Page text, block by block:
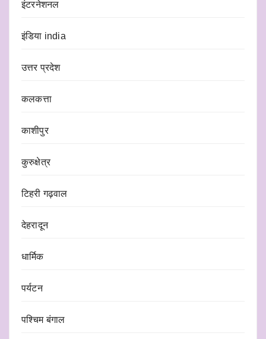
इंटरनेशनल
इंडिया india
उत्तर प्रदेश
कलकत्ता
काशीपुर
कुरुक्षेत्र
टिहरी गढ़वाल
देहरादून
धार्मिक
पर्यटन
पश्चिम बंगाल